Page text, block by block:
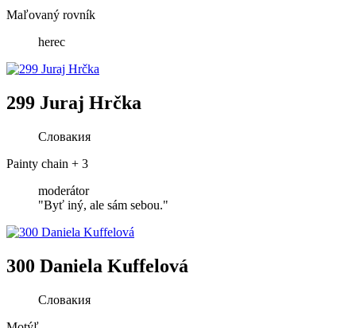
Maľovaný rovník
herec
299 Juraj Hrčka
Словакия
Painty chain + 3
moderátor
"Byť iný, ale sám sebou."
300 Daniela Kuffelová
Словакия